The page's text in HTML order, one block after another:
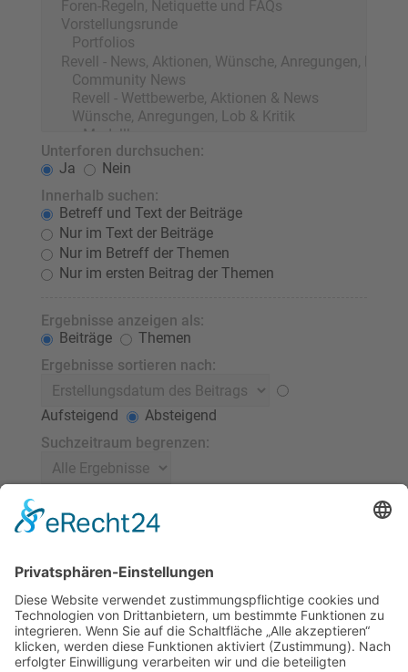
Unterforen durchsuchen:
Ja
Nein
Innerhalb suchen:
Betreff und Text der Beiträge
Nur im Text der Beiträge
Nur im Betreff der Themen
Nur im ersten Beitrag der Themen
Ergebnisse anzeigen als:
Beiträge
Themen
Ergebnisse sortieren nach:
Aufsteigend
Absteigend
Suchzeitraum begrenzen:
Stelle 0 als Wert ein, damit der komplette Beitrag
angezeigt wird.